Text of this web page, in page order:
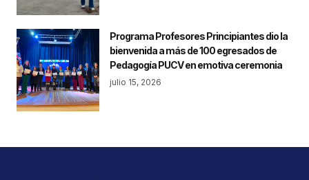
Programa Profesores Principiantes dio la
bienvenida a más de 100 egresados de
Pedagogía PUCV en emotiva ceremonia
julio 15, 2026